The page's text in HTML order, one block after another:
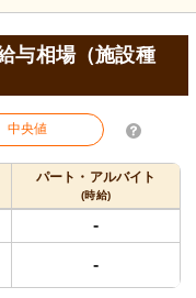
与相場（施設種
中央値
パート・アルバイト
(時給)
-
-